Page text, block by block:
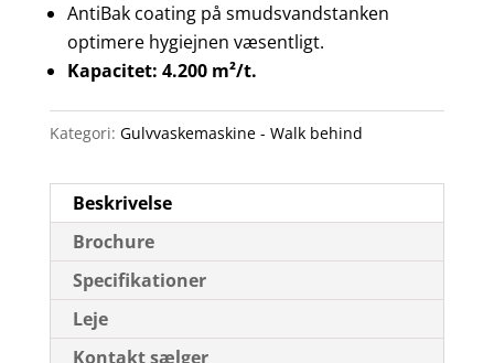
AntiBak coating på smudsvandstanken
optimere hygiejnen væsentligt.
Kapacitet: 4.200 m²/t.
Kategori: Gulvvaskemaskine - Walk behind
Beskrivelse
Brochure
Specifikationer
Leje
Kontakt sælger